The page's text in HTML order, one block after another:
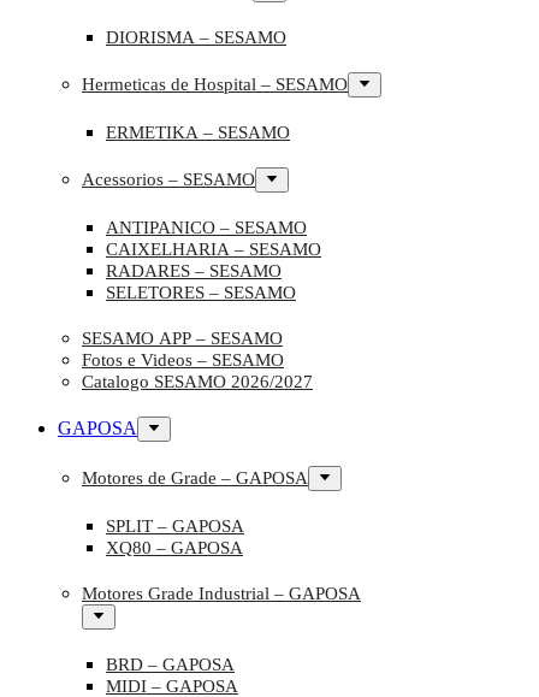
DIORISMA – SESAMO
Hermeticas de Hospital – SESAMO
ERMETIKA – SESAMO
Acessorios – SESAMO
ANTIPANICO – SESAMO
CAIXELHARIA – SESAMO
RADARES – SESAMO
SELETORES – SESAMO
SESAMO APP – SESAMO
Fotos e Videos – SESAMO
Catalogo SESAMO 2026/2027
GAPOSA
Motores de Grade – GAPOSA
SPLIT – GAPOSA
XQ80 – GAPOSA
Motores Grade Industrial – GAPOSA
BRD – GAPOSA
MIDI – GAPOSA